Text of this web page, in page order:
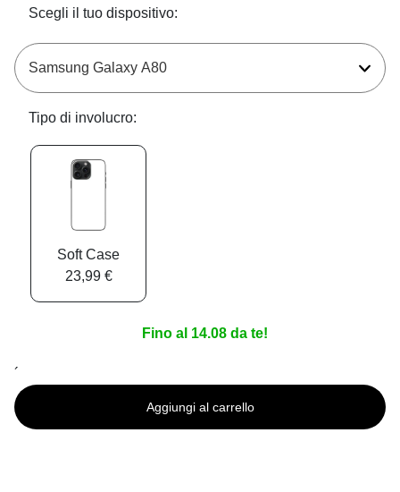
Scegli il tuo dispositivo:
Tipo di involucro:
Soft Case
23,99 €
Fino al 14.08 da te!
´
Aggiungi al carrello